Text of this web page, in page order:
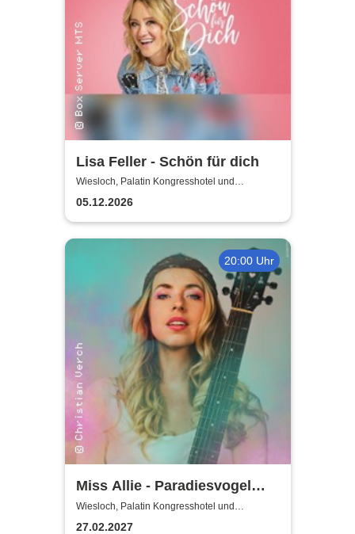
Lisa Feller - Schön für dich
Wiesloch, Palatin Kongresshotel und
Kulturzentrum
05.12.2026
20:00 Uhr
Miss Allie - Paradiesvogel
Tour
Wiesloch, Palatin Kongresshotel und
Kulturzentrum
27.02.2027